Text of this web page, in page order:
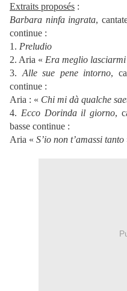
Extraits proposés :
Barbara ninfa ingrata,
continue :
1. Preludio
2. Aria « Era meglio
3. Alle sue pene intorno,
continue :
Aria : « Chi mi dà qualche
4. Ecco Dorinda il giorno,
basse continue :
Aria « S’io non t’amassi tanto